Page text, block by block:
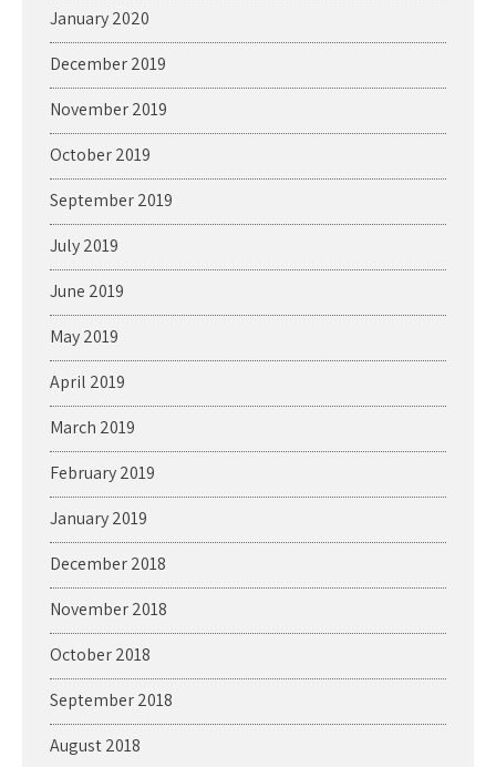
January 2020
December 2019
November 2019
October 2019
September 2019
July 2019
June 2019
May 2019
April 2019
March 2019
February 2019
January 2019
December 2018
November 2018
October 2018
September 2018
August 2018